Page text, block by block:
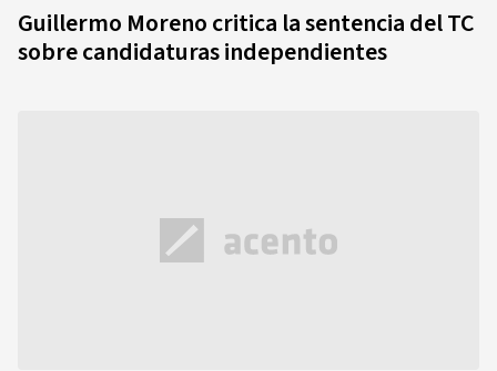
Guillermo Moreno critica la sentencia del TC
sobre candidaturas independientes